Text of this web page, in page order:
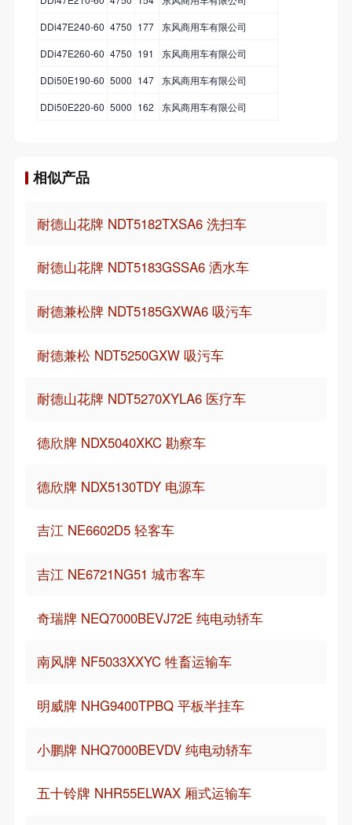
DDi47E240-60 4750 177
东风商用车有限公司
DDi47E260-60 4750 191
东风商用车有限公司
DDi50E190-60 5000 147
东风商用车有限公司
DDi50E220-60 5000 162 东风商用车有限公司
相似产品
耐德山花牌 NDT5182TXSA6 洗扫车
耐德山花牌 NDT5183GSSA6 洒水车
耐德兼松牌 NDT5185GXWA6 吸污车
耐德兼松 NDT5250GXW 吸污车
耐德山花牌 NDT5270XYLA6 医疗车
德欣牌 NDX5040XKC 勘察车
德欣牌 NDX5130TDY 电源车
吉江 NE6602D5 轻客车
吉江 NE6721NG51 城市客车
奇瑞牌 NEQ7000BEVJ72E 纯电动轿车
南风牌 NF5033XXYC 牲畜运输车
明威牌 NHG9400TPBQ 平板半挂车
小鹏牌 NHQ7000BEVDV 纯电动轿车
五十铃牌 NHR55ELWAX 厢式运输车